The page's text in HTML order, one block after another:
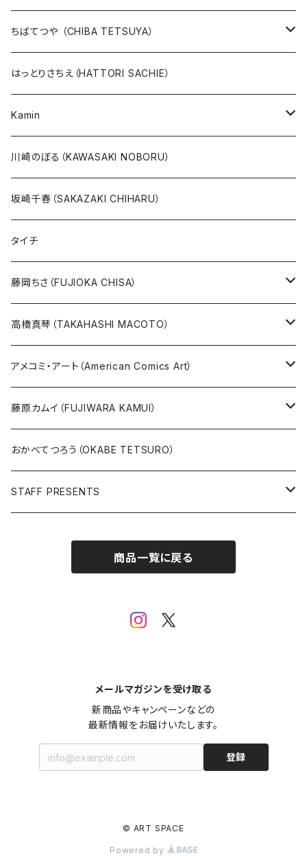
版画
10万未満
20万未満
本、カレンダー
イバラード新作版画2026
版画
鉄腕アトム
ジャングル大帝
その他
人気作品TOP10
ちばてつや （CHIBA TETSUYA）
版画
あしたのジョー
その他
人気作品TOP5
はっとりさちえ（HATTORI SACHIE）
Kamin
版画
川崎のぼる（KAWASAKI NOBORU）
坂崎千春（SAKAZAKI CHIHARU）
タイチ
藤岡ちさ（FUJIOKA CHISA）
版画
原画
高橋真琴（TAKAHASHI MACOTO）
版画
直筆サイン入り
版上サイン【新作】
グッズ
アメコミ・アート（American Comics Art）
ガブリエーレ・デッロット版画
SPIDER MAN
BATMAN
人気作品TOP5
藤原カムイ（FUJIWARA KAMUI）
複製原画
おかべてつろう（OKABE TETSURO）
STAFF PRESENTS
商品一覧に戻る
メールマガジンを受け取る
新商品やキャンペーンなどの
最新情報をお届けいたします。
登録
© ART SPACE
Powered by